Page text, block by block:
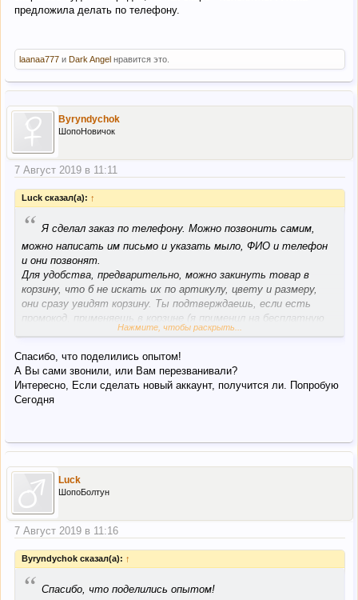
предложила делать по телефону.
laanaa777 и Dark Angel нравится это.
Byryndychok
ШопоНовичок
7 Август 2019 в 11:11
Luck сказал(а): ↑
“ Я сделал заказ по телефону. Можно позвонить самим,
можно написать им письмо и указать мыло, ФИО и телефон
и они позвонят.
Для удобства, предварительно, можно закинуть товар в
корзину, что б не искать их по артикулу, цвету и размеру,
они сразу увидят корзину. Ты подтверждаешь, если есть
промокод, применяешь в корзине (я применил на бесплатную
доставку), продиктовал им свою гифт карту. Оплачиваешь
подтверждают оплату, приходит письмо с подтверждением
и смс от банка о предавторизации средств.
Готово.
P.S. Я спросил почему возникли проблемы, она опять таки не
Нажмите, чтобы раскрыть...
Спасибо, что поделились опытом!
А Вы сами звонили, или Вам перезванивали?
Интересно, Если сделать новый аккаунт, получится ли. Попробую
Сегодня
Luck
ШопоБолтун
7 Август 2019 в 11:16
Byryndychok сказал(а): ↑
“ Спасибо, что поделились опытом!